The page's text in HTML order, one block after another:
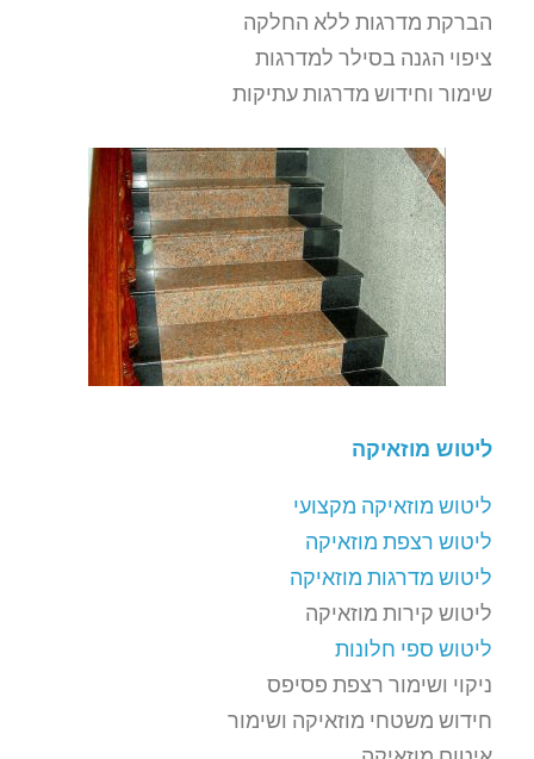
הברקת מדרגות ללא החלקה
ציפוי הגנה בסילר למדרגות
שימור וחידוש מדרגות עתיקות
ליטוש מוזאיקה
ליטוש מוזאיקה מקצועי
ליטוש רצפת מוזאיקה
ליטוש מדרגות מוזאיקה
ליטוש קירות מוזאיקה
ליטוש ספי חלונות
ניקוי ושימור רצפת פסיפס
חידוש משטחי מוזאיקה ושימור